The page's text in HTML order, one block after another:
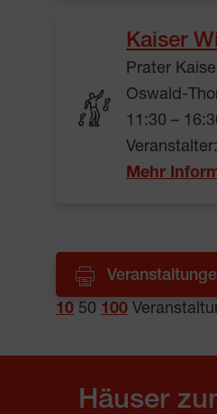
Kaiser
Prater
Oswald-
11:30 –
Veranstalter:
Mehr
10 50 100
Häuser